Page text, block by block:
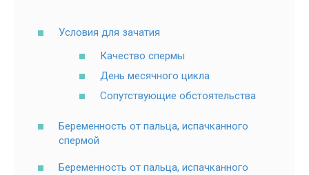
Условия для зачатия
Качество спермы
День месячного цикла
Сопутствующие обстоятельства
Беременность от пальца, испачканного
спермой
Беременность от пальца, испачканного